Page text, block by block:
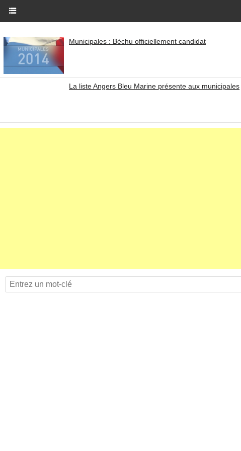
Municipales : Béchu officiellement candidat
La liste Angers Bleu Marine présente aux municipales